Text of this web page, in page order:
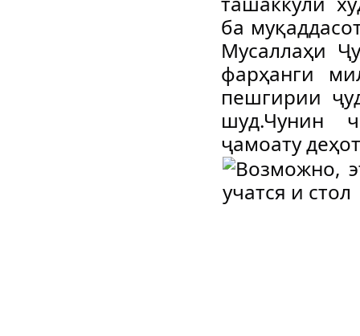
ба
Мусаллаҳи
фарҳанги
пешгирии
шуд.Чунин
ҷамоату